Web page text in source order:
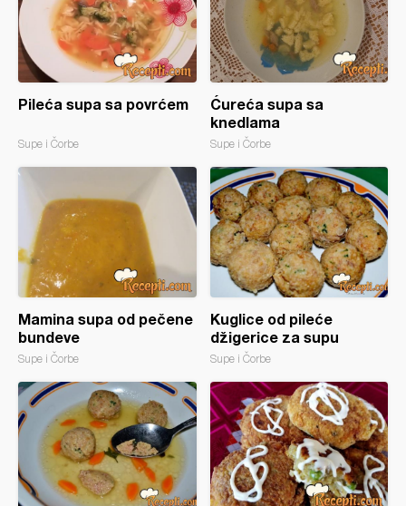
Pileća supa sa povrćem
Supe i Čorbe
Ćureća supa sa
knedlama
Supe i Čorbe
Mamina supa od pečene
bundeve
Supe i Čorbe
Kuglice od pileće
džigerice za supu
Supe i Čorbe